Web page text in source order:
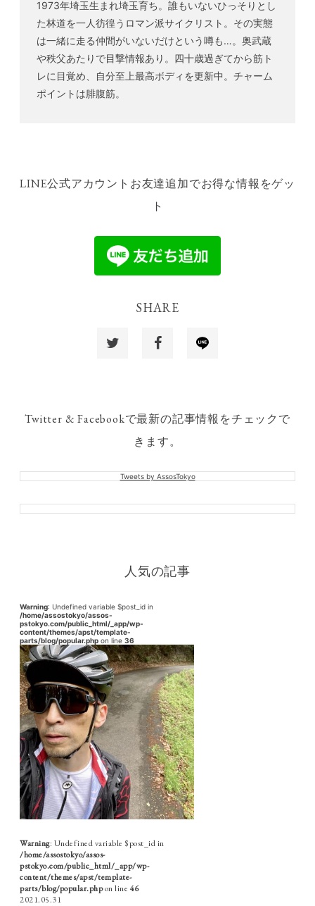
1973年埼玉生まれ埼玉育ち。誰もいないひっそりとし
た林道を一人彷徨うロマン派サイクリスト。その実態
は一緒に走る仲間がいないだけという噂も…。奥武蔵
や秩父あたりで目撃情報あり。四十歳過ぎてから筋ト
レに目覚め、自分至上最高ボディを更新中。チャーム
ポイントは腓腹筋。
LINE公式アカウントお友達追加でお得な情報をゲッ
ト
SHARE
Twitter & Facebookで最新の記事情報をチェックで
きます。
Tweets by AssosTokyo
人気の記事
Warning: Undefined variable $post_id in
/home/assostokyo/assos-
pstokyo.com/public_html/_app/wp-
content/themes/apst/template-
parts/blog/popular.php on line 36
Warning: Undefined variable $post_id in
/home/assostokyo/assos-
pstokyo.com/public_html/_app/wp-
content/themes/apst/template-
parts/blog/popular.phpon line 46
2021.05.31